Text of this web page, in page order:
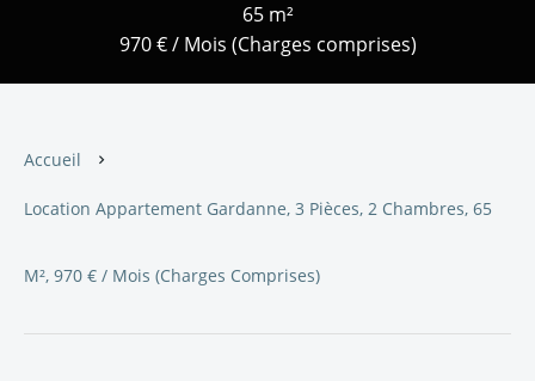
65 m²
970 € / Mois (Charges comprises)
Accueil
Location Appartement Gardanne, 3 Pièces, 2 Chambres, 65
M², 970 € / Mois (Charges Comprises)